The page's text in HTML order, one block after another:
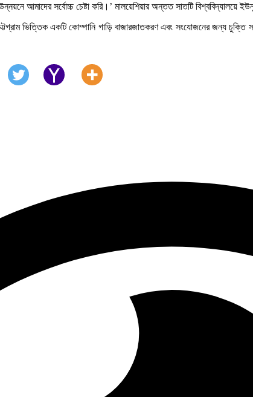
আমাদের সর্বোচ্চ চেষ্টা করি।’ মালয়েশিয়ার অন্তত সাতটি বিশ্ববিদ্যালয়ে
চট্টগ্রাম ভিত্তিক একটি কোম্পানি গাড়ি বাজারজাতকরণ এবং সংযোজনের জন্য